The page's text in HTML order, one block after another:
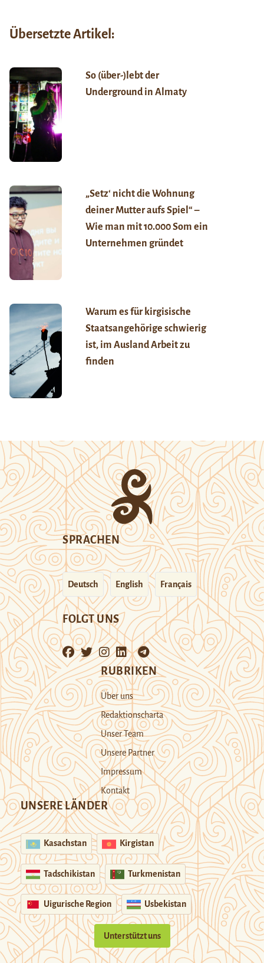
Übersetzte Artikel:
So (über-)lebt der
Underground in Almaty
„Setz‘ nicht die Wohnung
deiner Mutter aufs Spiel“ –
Wie man mit 10.000 Som ein
Unternehmen gründet
Warum es für kirgisische
Staatsangehörige schwierig
ist, im Ausland Arbeit zu
finden
SPRACHEN
Deutsch English Français
FOLGT UNS
RUBRIKEN
Über uns
Redaktionscharta
Unser Team
Unsere Partner
Impressum
Kontakt
UNSERE LÄNDER
Kasachstan Kirgistan
Tadschikistan Turkmenistan
Uigurische Region Usbekistan
Unterstützt uns